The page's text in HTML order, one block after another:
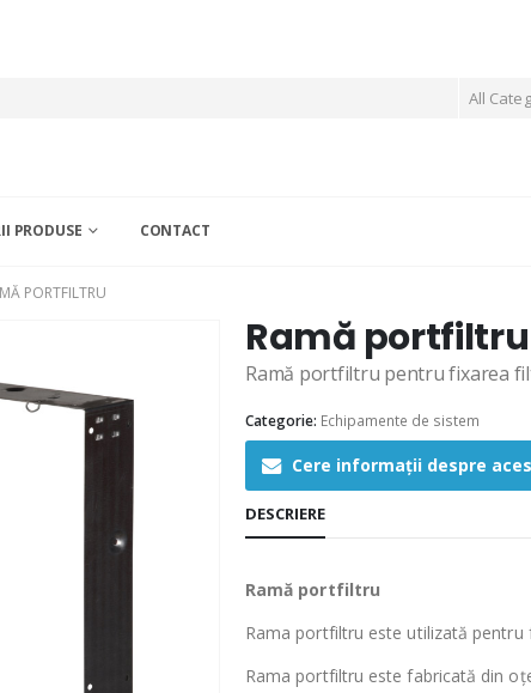
All
PRODUSE CONTACT
PORTFILTRU
Ramă portfiltru
Ramă portfiltru pentru fixarea
Categorie: Echipamente de sistem
Cere informații despre
DESCRIERE
Ramă portfiltru
Rama portfiltru este utilizată pentru
Rama portfiltru este fabricată din